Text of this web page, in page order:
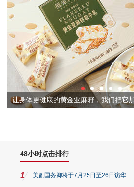
让身体更健康的黄金亚麻籽，我们把它
48小时点击排行
1 美副国务卿将于7月25日至26日访华